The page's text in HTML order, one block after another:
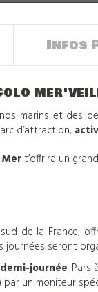
Infos
marins et des
d’attraction,
t’offrira un
de la France,
seront
journée. Pars
un moniteur